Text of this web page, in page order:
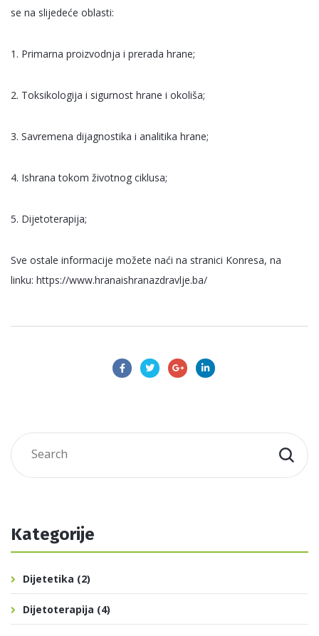
se na slijedeće oblasti:
1. Primarna proizvodnja i prerada hrane;
2. Toksikologija i sigurnost hrane i okoliša;
3. Savremena dijagnostika i analitika hrane;
4. Ishrana tokom životnog ciklusa;
5. Dijetoterapija;
Sve ostale informacije možete naći na stranici Konresa, na
linku: https://www.hranaishranazdravlje.ba/
Kategorije
Dijetetika (2)
Dijetoterapija (4)